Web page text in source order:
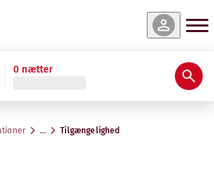
0 nætter
… Tilgængelighed